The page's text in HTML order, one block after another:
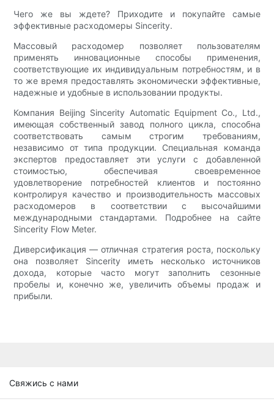
Чего же вы ждете? Приходите и покупайте самые
эффективные расходомеры Sincerity.
Массовый расходомер позволяет пользователям
применять инновационные способы применения,
соответствующие их индивидуальным потребностям, и в
то же время предоставлять экономически эффективные,
надежные и удобные в использовании продукты.
Компания Beijing Sincerity Automatic Equipment Co., Ltd.,
имеющая собственный завод полного цикла, способна
соответствовать самым строгим требованиям,
независимо от типа продукции. Специальная команда
экспертов предоставляет эти услуги с добавленной
стоимостью, обеспечивая своевременное
удовлетворение потребностей клиентов и постоянно
контролируя качество и производительность массовых
расходомеров в соответствии с высочайшими
международными стандартами. Подробнее на сайте
Sincerity Flow Meter.
Диверсификация — отличная стратегия роста, поскольку
она позволяет Sincerity иметь несколько источников
дохода, которые часто могут заполнить сезонные
пробелы и, конечно же, увеличить объемы продаж и
прибыли.
Свяжись с нами